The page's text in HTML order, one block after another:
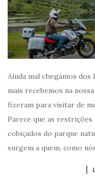
Ainda mal chegámos
mais recebemos na
fizeram para visitar de
Parece que as restrições
cobiçados do parque
surgem a quem, como